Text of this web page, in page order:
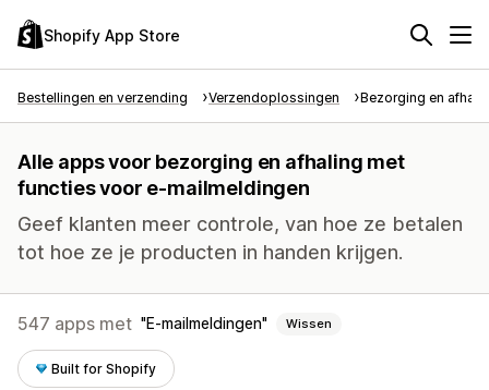
Shopify App Store
Bestellingen en verzending Verzendoplossingen Bezorging en
Alle apps voor bezorging en afhaling met
functies voor e-mailmeldingen
Geef klanten meer controle, van hoe ze betalen
tot hoe ze je producten in handen krijgen.
547 apps met E-mailmeldingen Wissen
Built for Shopify